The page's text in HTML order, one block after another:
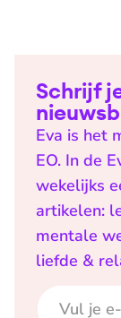
Schrijf
Eva is het
EO. In de
wekelijks
artikelen:
mentale
liefde &